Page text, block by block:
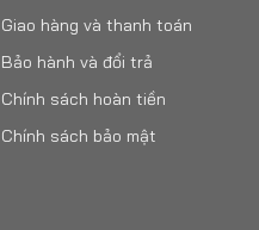
Giao hàng và thanh toán
Bảo hành và đổi trả
Chính sách hoàn tiền
Chính sách bảo mật